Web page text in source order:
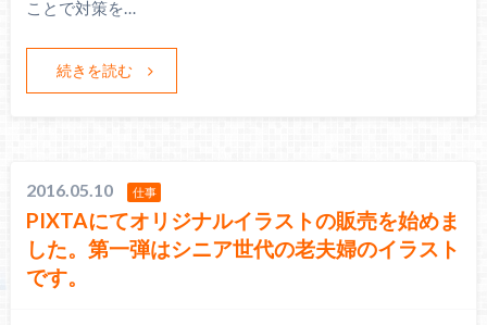
ことで対策を…
続きを読む
2016.05.10 仕事
PIXTAにてオリジナルイラストの販売を始めま
した。第一弾はシニア世代の老夫婦のイラスト
です。